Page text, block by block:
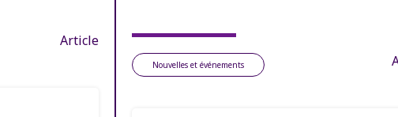
Article
Nouvelles et événements